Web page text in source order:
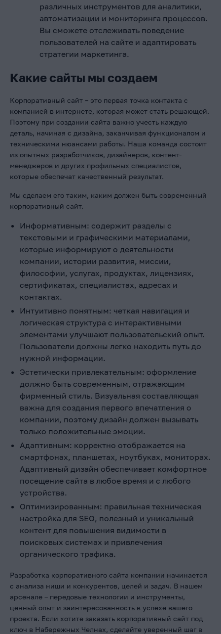
различных инструментов для аналитики,
автоматизации и мониторинга процессов.
Вы сможете отслеживать поведение
пользователей на сайте и адаптировать
стратегии маркетинга.
Какие сайты мы создаем
Корпоративный сайт – это первая точка контакта с
компанией в интернете, которая может стать решающей.
Поэтому при создании сайта важно учесть каждую
деталь, начиная с дизайна, заканчивая функционалом и
техническими нюансами работы. Наша команда состоит
из опытных разработчиков, дизайнеров, контент-
менеджеров и других профильных специалистов,
которые обеспечат качественный результат.
Мы сделаем его таким, каким должен быть современный
корпоративный сайт.
Информативным: содержит разделы с
текстовыми и графическими материалами,
которые информируют о деятельности
компании, истории развития, миссии,
философии, услугах, продуктах, лицензиях,
сертификатах, специалистах, адресах и
контактах.
Интуитивно понятным: четкая навигация и
логическая структура с интерактивными
элементами улучшают пользовательский опыт.
Пользователи должны легко находить путь до
нужной информации.
Эстетически привлекательным: оформление
должно быть современным, отражающим
фирменный стиль. Визуальная составляющая
важна для создания первого впечатления о
компании, поэтому дизайн должен вызывать
только положительные эмоции.
Адаптивным: корректно отображается на
смартфонах, планшетах, ноутбуках, мониторах.
Адаптивный дизайн обеспечивает комфортное
посещение сайта в любое время и с любого
устройства.
Оптимизированным: правильная техническая
настройка для SEO, полезный и уникальный
контент для повышения видимости в
поисковых системах и привлечения
органического трафика.
Разработка корпоративного сайта компании начинается
с анализа ниши и конкурентов, целей и задач. В нашем
арсенале – передовые технологии и инструменты,
ценный опыт и заинтересованность в успехе вашего
проекта. Если хотите заказать корпоративный сайт под
ключ в Набережных Челнах, сделайте уверенный шаг в